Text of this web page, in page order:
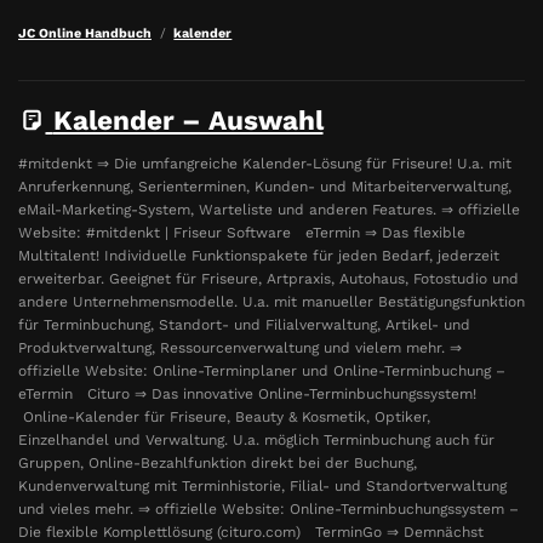
JC Online Handbuch kalender
Kalender – Auswahl
#mitdenkt ⇒ Die umfangreiche Kalender-Lösung für Friseure! U.a. mit
Anruferkennung, Serienterminen, Kunden- und Mitarbeiterverwaltung,
eMail-Marketing-System, Warteliste und anderen Features. ⇒ offizielle
Website: #mitdenkt | Friseur Software eTermin ⇒ Das flexible
Multitalent! Individuelle Funktionspakete für jeden Bedarf, jederzeit
erweiterbar. Geeignet für Friseure, Artpraxis, Autohaus, Fotostudio und
andere Unternehmensmodelle. U.a. mit manueller Bestätigungsfunktion
für Terminbuchung, Standort- und Filialverwaltung, Artikel- und
Produktverwaltung, Ressourcenverwaltung und vielem mehr. ⇒
offizielle Website: Online-Terminplaner und Online-Terminbuchung –
eTermin Cituro ⇒ Das innovative Online-Terminbuchungssystem!
Online-Kalender für Friseure, Beauty & Kosmetik, Optiker,
Einzelhandel und Verwaltung. U.a. möglich Terminbuchung auch für
Gruppen, Online-Bezahlfunktion direkt bei der Buchung,
Kundenverwaltung mit Terminhistorie, Filial- und Standortverwaltung
und vieles mehr. ⇒ offizielle Website: Online-Terminbuchungssystem –
Die flexible Komplettlösung (cituro.com) TerminGo ⇒ Demnächst